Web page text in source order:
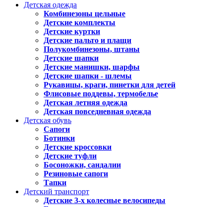
Детская одежда
Комбинезоны цельные
Детские комплекты
Детские куртки
Детские пальто и плащи
Полукомбинезоны, штаны
Детские шапки
Детские манишки, шарфы
Детские шапки - шлемы
Рукавицы, краги, пинетки для детей
Флисовые поддевы, термобелье
Детская летняя одежда
Детская повседневная одежда
Детская обувь
Сапоги
Ботинки
Детские кроссовки
Детские туфли
Босоножки, сандалии
Резиновые сапоги
Тапки
Детский транспорт
Детские 3-х колесные велосипеды